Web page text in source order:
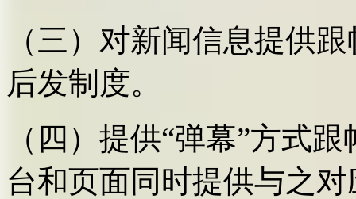
（三）对新闻信息提供
后发制度。
（四）提供“弹幕”方式
台和页面同时提供与之